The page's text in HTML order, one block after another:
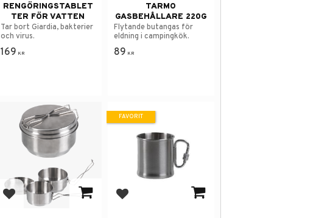
RENGÖRINGSTABLET
TER FÖR VATTEN
Tar bort Giardia, bakterier
och virus.
169 KR
TARMO
GASBEHÅLLARE 220G
Flytande butangas för
eldning i campingkök.
89 KR
Lägg till i favoriter Lägg till i favoriter
FAVORIT